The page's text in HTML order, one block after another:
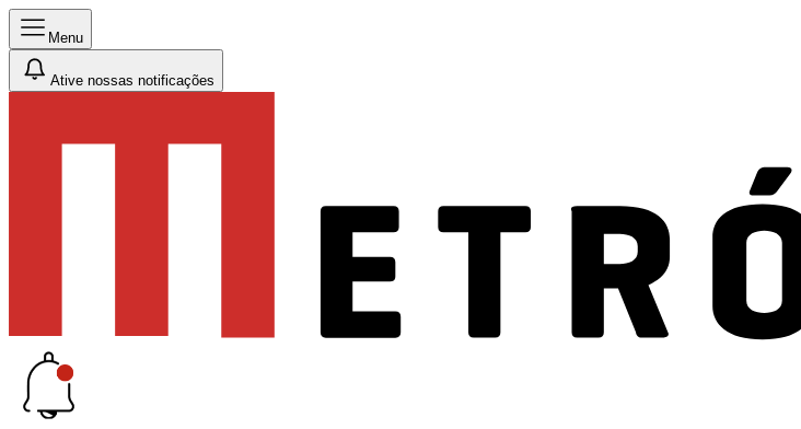
Menu
Ative nossas notificações